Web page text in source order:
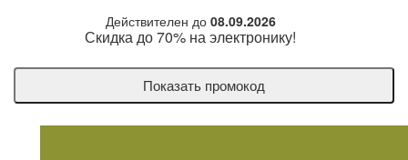
Действителен до 08.09.2026
Скидка до 70% на электронику!
Показать промокод